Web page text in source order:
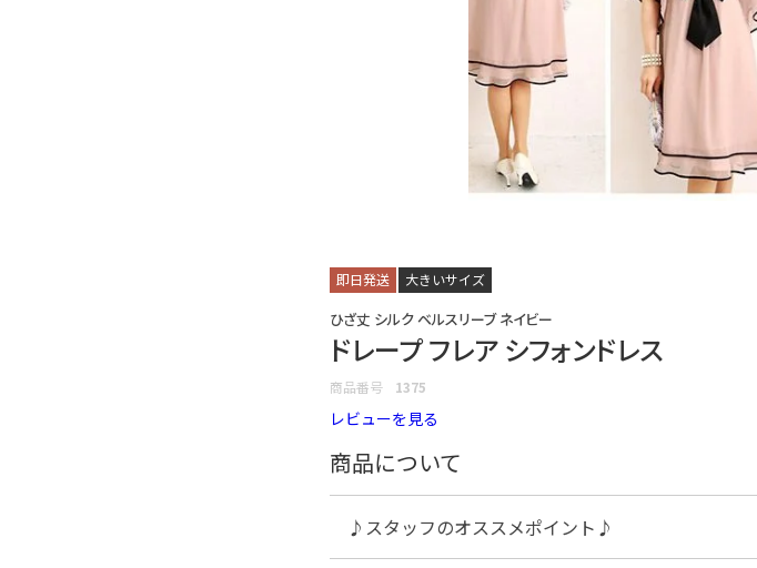
即日発送 大きいサイズ
ひざ丈 シルク ベルスリーブ ネイビー
ドレープ フレア シフォンドレス
商品番号 1375
レビューを見る
商品について
♪スタッフのオススメポイント♪